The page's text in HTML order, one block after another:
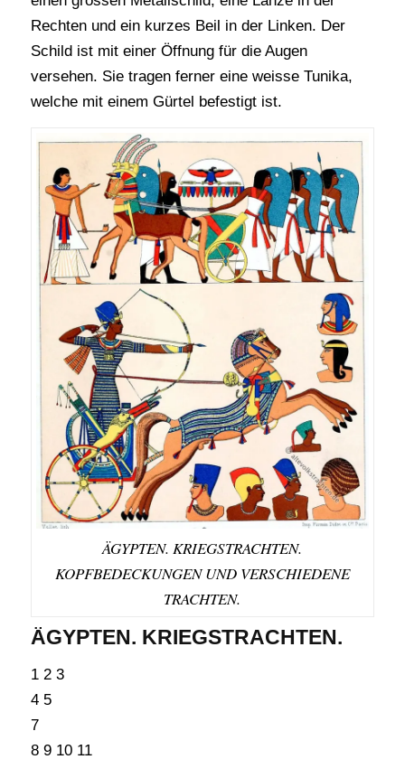
Rechten und ein kurzes Beil in der Linken. Der
Schild ist mit einer Öffnung für die Augen
versehen. Sie tragen ferner eine weisse Tunika,
welche mit einem Gürtel befestigt ist.
ÄGYPTEN. KRIEGSTRACHTEN.
KOPFBEDECKUNGEN UND VERSCHIEDENE
TRACHTEN.
ÄGYPTEN. KRIEGSTRACHTEN.
1 2 3
4 5
7
8 9 10 11